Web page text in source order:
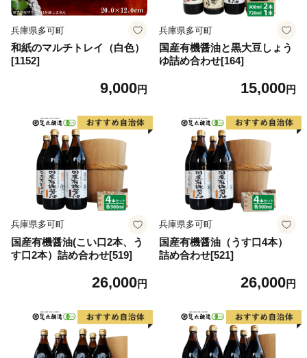
兵庫県多可町
和紙のマルチトレイ（白色）
[1152]
9,000円
兵庫県多可町
国産有機醤油と黒大豆しょう
ゆ詰め合わせ[164]
15,000円
兵庫県多可町
国産有機醤油(こい口2本、う
す口2本）詰め合わせ[519]
26,000円
兵庫県多可町
国産有機醤油（うす口4本）
詰め合わせ[521]
26,000円